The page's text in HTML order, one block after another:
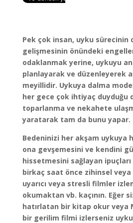
Pek çok insan, uyku sürecinin
gelişmesinin önündeki
odaklanmak yerine, uykuyu
planlayarak ve düzenleyerek
meyillidir. Uykuya dalma
her gece çok ihtiyaç duyduğu
toparlanma ve nekahete
yaratarak tam da bunu yapar.
Bedeninizi her akşam uykuya
ona gevşemesini ve kendini
hissetmesini sağlayan
birkaç saat önce zihinsel
uyarıcı veya stresli filmler
okumaktan vb. kaçının. Eğer
hatırlatan bir kitap okur veya
bir gerilim filmi izlerseniz